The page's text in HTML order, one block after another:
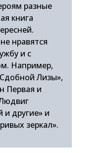
разные
книга
нравятся
и с
Например,
Лизы»,
Первая и
другие» и
зеркал».